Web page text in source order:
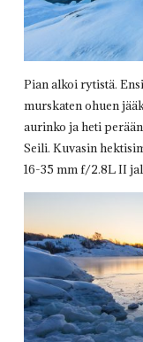
Pian alkoi rytistä.
murskaten ohuen
aurinko ja heti
Seili. Kuvasin
16-35 mm f/2.8L II